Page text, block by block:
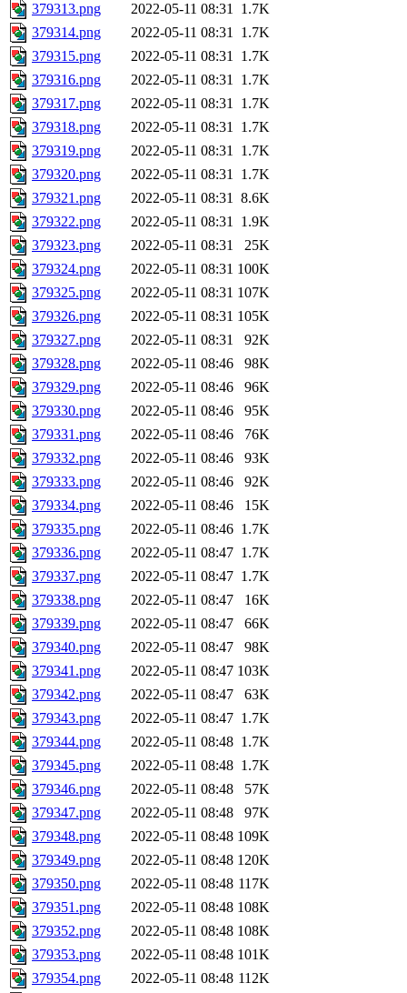
379313.png
2022-05-11 08:31 1.7K
379314.png
2022-05-11 08:31 1.7K
379315.png
2022-05-11 08:31 1.7K
379316.png
2022-05-11 08:31 1.7K
379317.png
2022-05-11 08:31 1.7K
379318.png
2022-05-11 08:31 1.7K
379319.png
2022-05-11 08:31 1.7K
379320.png
2022-05-11 08:31 1.7K
379321.png
2022-05-11 08:31 8.6K
379322.png
2022-05-11 08:31 1.9K
379323.png
2022-05-11 08:31
25K
379324.png
2022-05-11 08:31 100K
379325.png
2022-05-11 08:31 107K
379326.png
2022-05-11 08:31 105K
379327.png
2022-05-11 08:31
92K
379328.png
2022-05-11 08:46
98K
379329.png
2022-05-11 08:46
96K
379330.png
2022-05-11 08:46
95K
379331.png
2022-05-11 08:46
76K
379332.png
2022-05-11 08:46
93K
379333.png
2022-05-11 08:46
92K
379334.png
2022-05-11 08:46
15K
379335.png
2022-05-11 08:46 1.7K
379336.png
2022-05-11 08:47 1.7K
379337.png
2022-05-11 08:47 1.7K
379338.png
2022-05-11 08:47
16K
379339.png
2022-05-11 08:47
66K
379340.png
2022-05-11 08:47
98K
379341.png
2022-05-11 08:47 103K
379342.png
2022-05-11 08:47
63K
379343.png
2022-05-11 08:47 1.7K
379344.png
2022-05-11 08:48 1.7K
379345.png
2022-05-11 08:48 1.7K
379346.png
2022-05-11 08:48
57K
379347.png
2022-05-11 08:48
97K
379348.png
2022-05-11 08:48 109K
379349.png
2022-05-11 08:48 120K
379350.png
2022-05-11 08:48 117K
379351.png
2022-05-11 08:48 108K
379352.png
2022-05-11 08:48 108K
379353.png
2022-05-11 08:48 101K
379354.png
2022-05-11 08:48 112K